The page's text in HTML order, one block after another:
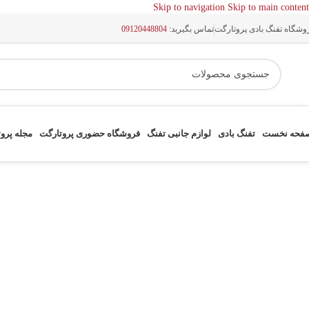
Skip to navigation Skip to main content
تفنگ بادی پروتارگتتماس بگیرید: 09120448804
نخست تفنگ بادی لوازم جانبی تفنگ فروشگاه حضوری پروتارگت مجله